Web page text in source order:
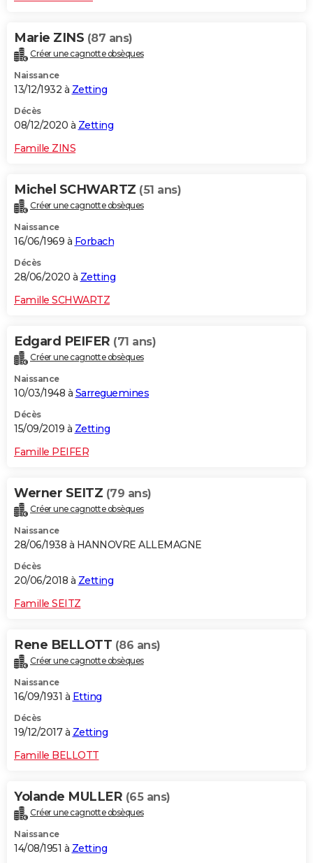
Marie ZINS (87 ans)
Créer une cagnotte obsèques
Naissance
13/12/1932 à Zetting
Décès
08/12/2020 à Zetting
Famille ZINS
Michel SCHWARTZ (51 ans)
Créer une cagnotte obsèques
Naissance
16/06/1969 à Forbach
Décès
28/06/2020 à Zetting
Famille SCHWARTZ
Edgard PEIFER (71 ans)
Créer une cagnotte obsèques
Naissance
10/03/1948 à Sarreguemines
Décès
15/09/2019 à Zetting
Famille PEIFER
Werner SEITZ (79 ans)
Créer une cagnotte obsèques
Naissance
28/06/1938 à HANNOVRE ALLEMAGNE
Décès
20/06/2018 à Zetting
Famille SEITZ
Rene BELLOTT (86 ans)
Créer une cagnotte obsèques
Naissance
16/09/1931 à Etting
Décès
19/12/2017 à Zetting
Famille BELLOTT
Yolande MULLER (65 ans)
Créer une cagnotte obsèques
Naissance
14/08/1951 à Zetting